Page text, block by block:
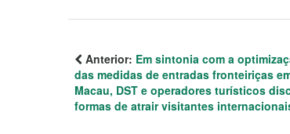
Anterior: Em sintonia com a
das medidas de entradas fronteiriças
Macau, DST e operadores turísticos
formas de atrair visitantes